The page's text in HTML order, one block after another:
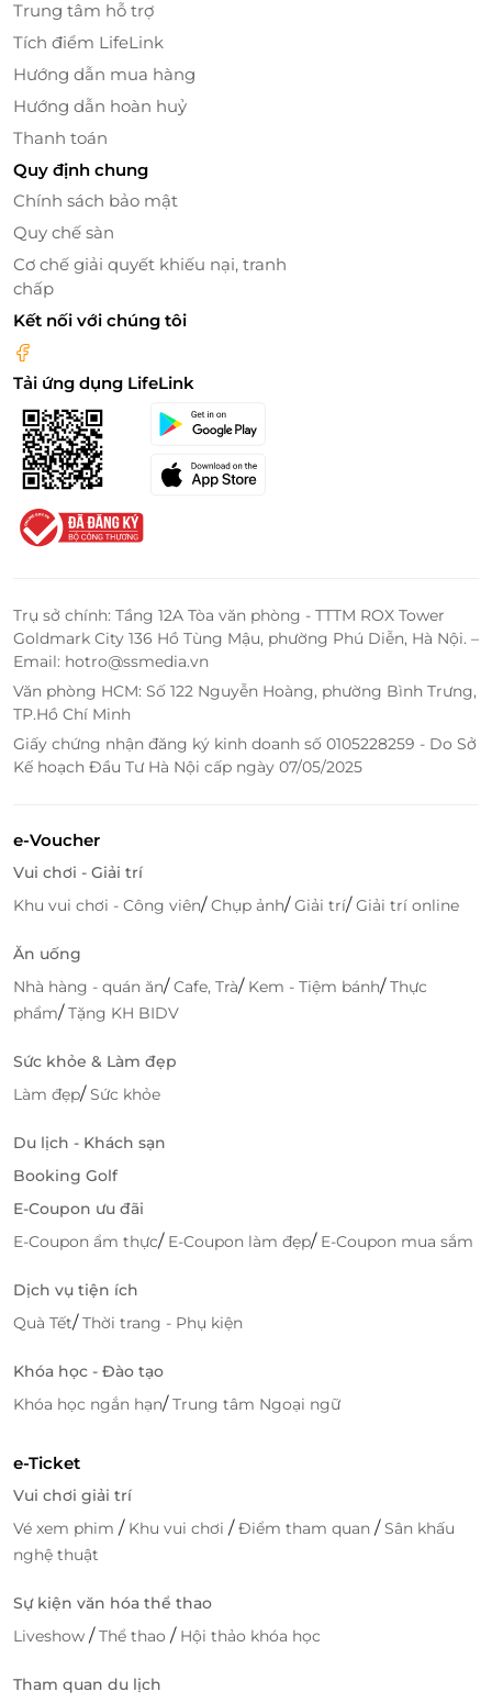
một ngày mới, với các món ăn ngon và đa dạng, phù
hợp với nhiều khẩu vị.
cấp dịch vụ truy cập Internet Wi-Fi miễn phí trong
phòng và khu vực công cộng, giúp bạn luôn kết nối
với thế giới bên ngoài, dù đang tận hưởng kỳ nghỉ.
Giải trí và thư giãn
Khi lưu trú tại Vipol Mũi Né Hotel & Spa, du khách
cũng sẽ được miễn phí sử dụng các tiện ích như sân
chơi trẻ em, dịch vụ gym và hồ bơi. Những gia đình
giải trí. Đồng thời, bạn cũng có thể thư giãn tại hồ
bơi, tận hưởng làn nước mát lạnh hoặc tham gia các
bài tập thể dục tại phòng gym, duy trì sự năng động
và sức khỏe trong suốt kỳ nghỉ.
LifeLink - Lựa Chọn Thông Minh Cho Đặt
Phòng Tại Vipol Mũi Né Hotel & Spa
Nếu bạn đang tìm kiếm một kỳ nghỉ dưỡng tuyệt
minh dành cho bạn khi đặt phòng tại Vipol Mũi Né
Hotel & Spa. Nền tảng LifeLink mang đến cho khách
hàng những deal hấp dẫn, giúp bạn tiết kiệm chi phí
cấp tại một trong những khách sạn hàng đầu ở Mũi
Né.
Với LifeLink, bạn không chỉ dễ dàng đặt phòng tại
Vipol Mũi Né Hotel & Spa mà còn có cơ hội nhận
miễn phí hoặc các chương trình khuyến mãi hấp
Trung tâm hỗ trợ
Tích điểm LifeLink
Hướng dẫn mua hàng
Hướng dẫn hoàn huỷ
Thanh toán
Quy định chung
Chính sách bảo mật
Quy chế sàn
Cơ chế giải quyết khiếu nại, tranh
chấp
Kết nối với chúng tôi
Tải ứng dụng LifeLink
Trụ sở chính: Tầng 12A Tòa văn phòng - TTTM ROX Tower
Goldmark City 136 Hồ Tùng Mậu, phường Phú Diễn, Hà Nội. –
Email: hotro@ssmedia.vn
Văn phòng HCM: Số 122 Nguyễn Hoàng, phường Bình Trưng,
TP.Hồ Chí Minh
Giấy chứng nhận đăng ký kinh doanh số 0105228259 - Do Sở
Kế hoạch Đầu Tư Hà Nội cấp ngày 07/05/2025
e-Voucher
Vui chơi - Giải trí
Khu vui chơi - Công viên/Chụp ảnh/Giải trí/Giải trí online
Ăn uống
Nhà hàng - quán ăn/Cafe, Trà/ Kem - Tiệm bánh/Thực
phẩm/Tặng KH BIDV
Sức khỏe & Làm đẹp
Làm đẹp/Sức khỏe
Du lịch - Khách sạn
Booking Golf
E-Coupon ưu đãi
E-Coupon ẩm thực/ E-Coupon làm đẹp/ E-Coupon mua sắm
Dịch vụ tiện ích
Quà Tết/Thời trang - Phụ kiện
Khóa học - Đào tạo
Khóa học ngắn hạn/Trung tâm Ngoại ngữ
e-Ticket
Vui chơi giải trí
Vé xem phim / Khu vui chơi /Điểm tham quan /Sân khấu
nghệ thuật
Sự kiện văn hóa thể thao
Liveshow /Thể thao / Hội thảo khóa học
Tham quan du lịch